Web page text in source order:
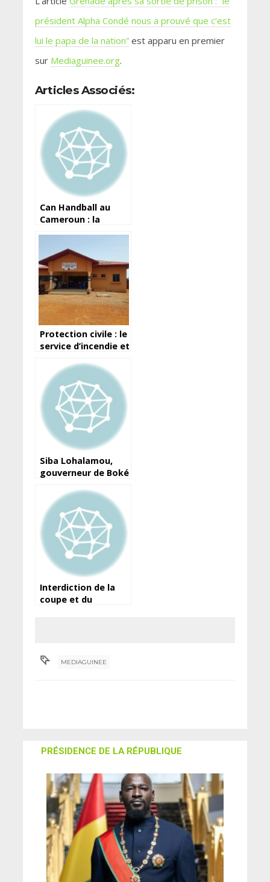
président Alpha Condé nous a prouvé que c’est
lui le papa de la nation”est apparu en premier
sur Mediaguinee.org.
Articles Associés:
Can Handball au
Cameroun : la
faute de
“financement”
Protection civile : le
service d’incendie et
Ratoma ouvre ses
portes pour se faire
connaitre
Siba Lohalamou,
gouverneur de Boké
la mine d’or de
Kounsitel (Gaoual):
“je n’ai pas été
associé” (audio)
Interdiction de la
coupe et du
MEDIAGUINEE
PRÉSIDENCE DE LA RÉPUBLIQUE